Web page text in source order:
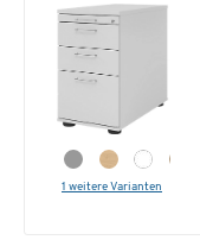
1 weitere Varianten